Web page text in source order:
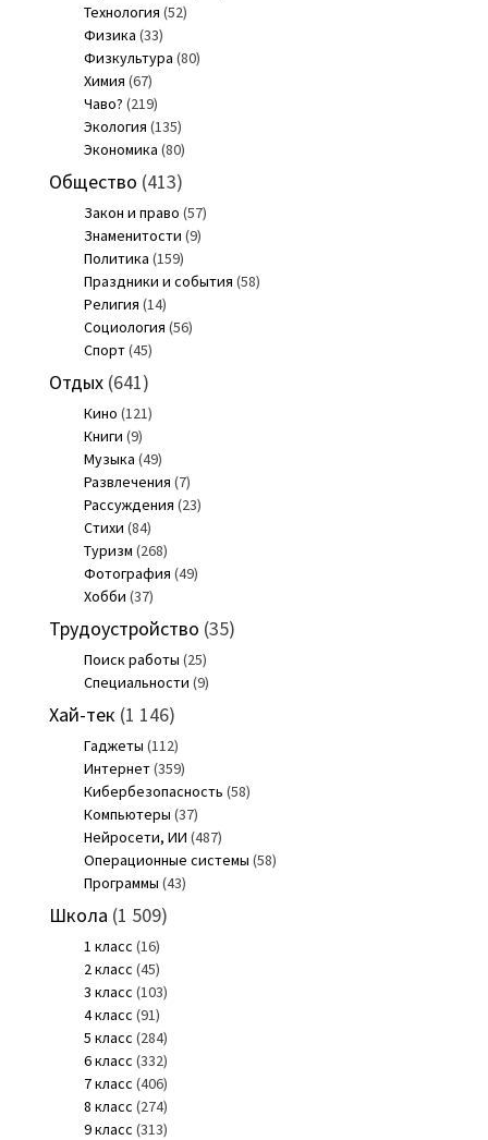
Технология (52)
Физика (33)
Физкультура (80)
Химия (67)
Чаво? (219)
Экология (135)
Экономика (80)
Общество (413)
Закон и право (57)
Знаменитости (9)
Политика (159)
Праздники и события (58)
Религия (14)
Социология (56)
Спорт(45)
Отдых(641)
Кино (121)
Книги (9)
Музыка (49)
Развлечения (7)
Рассуждения (23)
Стихи (84)
Туризм (268)
Фотография (49)
Хобби (37)
Трудоустройство (35)
Поиск работы (25)
Специальности (9)
Хай-тек (1 146)
Гаджеты (112)
Интернет(359)
Кибербезопасность (58)
Компьютеры (37)
Нейросети, ИИ (487)
Операционные системы (58)
Программы (43)
Школа (1 509)
1 класс (16)
2 класс (45)
3 класс (103)
4 класс (91)
5 класс (284)
6 класс (332)
7 класс (406)
8 класс (274)
9 класс (313)